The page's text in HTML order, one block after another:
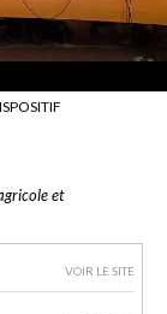
et
VOIR LE SITE